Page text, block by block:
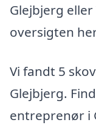
Glejbjerg
oversigten
Vi fandt 5
Glejbjerg.
entreprenør i